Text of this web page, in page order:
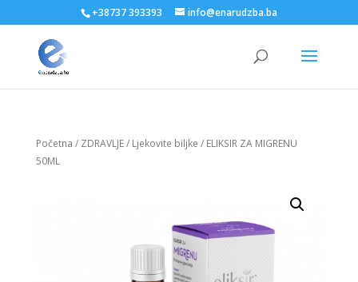
+38737 393393 info@enarudzba.ba
Početna / ZDRAVLJE/ Ljekovite biljke / ELIKSIR ZA MIGRENU
50ML